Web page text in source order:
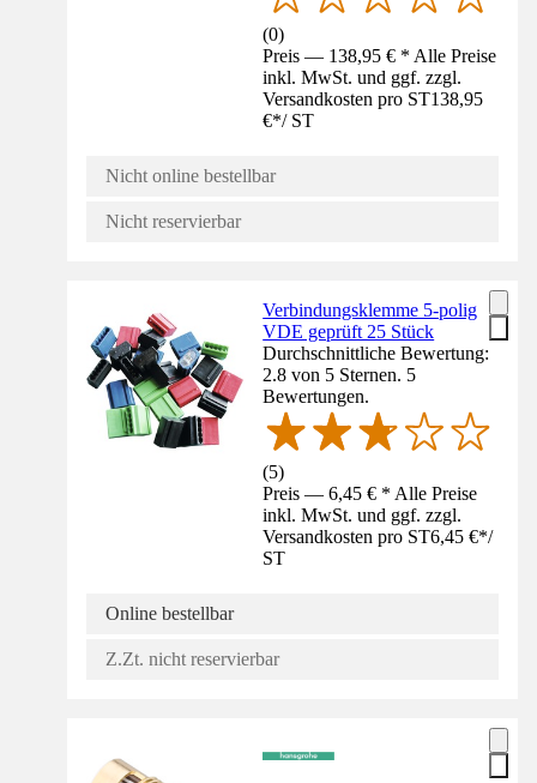
(0)
Preis — 138,95 € * Alle Preise
inkl. MwSt. und ggf. zzgl.
Versandkosten pro ST138,95
€*/ ST
Nicht online bestellbar
Nicht reservierbar
Verbindungsklemme 5-polig
VDE geprüft 25 Stück
Durchschnittliche Bewertung:
2.8 von 5 Sternen. 5
Bewertungen.
(5)
Preis — 6,45 € * Alle Preise
inkl. MwSt. und ggf. zzgl.
Versandkosten pro ST6,45 €*/
ST
Online bestellbar
Z.Zt. nicht reservierbar